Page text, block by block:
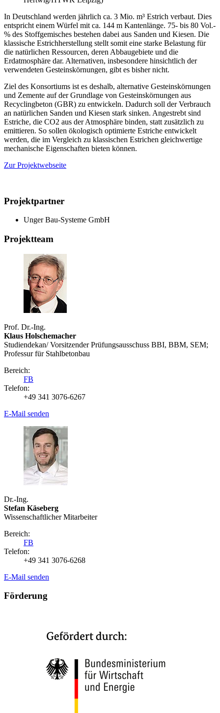
In Deutschland werden jährlich ca. 3 Mio. m³ Estrich verbaut. Dies
entspricht einem Würfel mit ca. 144 m Kantenlänge. 75- bis 80 Vol.-
% des Stoffgemisches bestehen dabei aus Sanden und Kiesen. Die
klassische Estrichherstellung stellt somit eine starke Belastung für
die natürlichen Ressourcen, deren Abbaugebiete und die
Erdatmosphäre dar. Alternativen, insbesondere hinsichtlich der
verwendeten Gesteinskörnungen, gibt es bisher nicht.
Ziel des Konsortiums ist es deshalb, alternative Gesteinskörnungen
und Zemente auf der Grundlage von Gesteinskörnungen aus
Recyclingbeton (GBR) zu entwickeln. Dadurch soll der Verbrauch
an natürlichen Sanden und Kiesen stark sinken. Angestrebt sind
Estriche, die CO2 aus der Atmosphäre binden, statt zusätzlich zu
emittieren. So sollen ökologisch optimierte Estriche entwickelt
werden, die im Vergleich zu klassischen Estrichen gleichwertige
mechanische Eigenschaften bieten können.
Zur Projektwebseite
Projektpartner
Unger Bau-Systeme GmbH
Projektteam
Prof. Dr.-Ing.
Klaus Holschemacher
Studiendekan/ Vorsitzender Prüfungsausschuss BBI, BBM, SEM;
Professur für Stahlbetonbau
Bereich:
FB
Telefon:
+49 341 3076-6267
E-Mail senden
Dr.-Ing.
Stefan Käseberg
Wissenschaftlicher Mitarbeiter
Bereich:
FB
Telefon:
+49 341 3076-6268
E-Mail senden
Förderung